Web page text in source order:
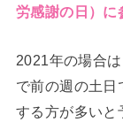
労感謝の日）に
2021年の場合
で前の週の土
する方が多いと